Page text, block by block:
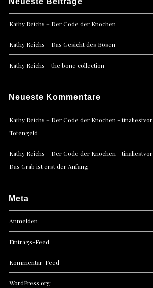
Kathy Reichs – Der Code der Knochen
Kathy Reichs – Das Gesicht des Bösen
Kathy Reichs – the bone collection
Neueste Kommentare
Kathy Reichs – Der Code der Knochen - tinaliestvor
Totengeld
Kathy Reichs – Der Code der Knochen - tinaliestvor
Das Grab ist erst der Anfang
Meta
Anmelden
Eintrags-Feed
Kommentar-Feed
WordPress.org